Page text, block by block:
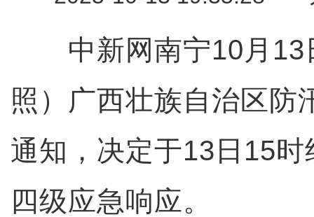
中新网南宁10月13
照）广西壮族自治区防
通知，决定于13日15
四级应急响应。